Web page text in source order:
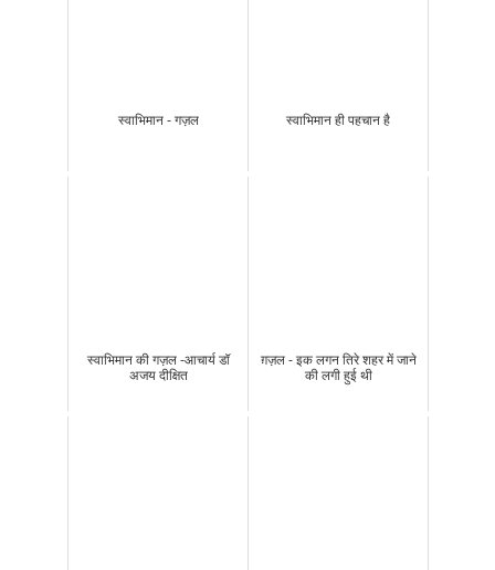
स्वाभिमान - गज़ल स्वाभिमान ही पहचान है
स्वाभिमान की गज़ल -आचार्य डॉ
अजय दीक्षित
ग़ज़ल - इक लगन तिरे शहर में जाने
की लगी हुई थी